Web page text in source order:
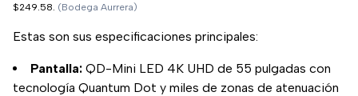
$249.58. (Bodega Aurrera)
Estas son sus especificaciones principales:
Pantalla: QD-Mini LED 4K UHD de 55 pulgadas con
tecnología Quantum Dot y miles de zonas de atenuación